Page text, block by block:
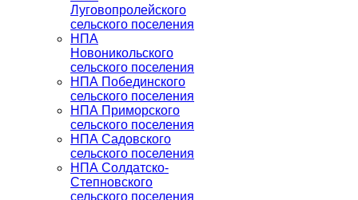
Луговопролейского
сельского поселения
НПА
Новоникольского
сельского поселения
НПА Побединского
сельского поселения
НПА Приморского
сельского поселения
НПА Садовского
сельского поселения
НПА Солдатско-
Степновского
сельского поселения